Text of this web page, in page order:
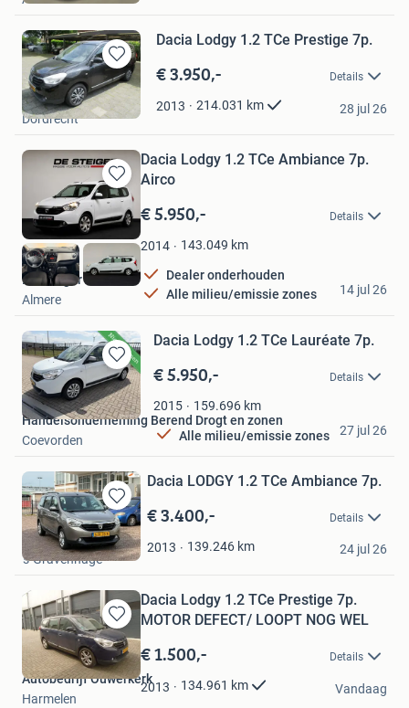
Favorieten
Bewaren
in
Mijn
Favorieten
Dacia Lodgy 1.2 TCe Prestige 7p.
€ 3.950,- Details
2013 214.031 km
Autobedrijf Smits
Dordrecht
28 jul 26
Bewaren
in
Mijn
Favorieten
Dacia Lodgy 1.2 TCe Ambiance 7p.
Airco
€ 5.950,- Details
2014 143.049 km
Dealer onderhouden
Alle milieu/emissie zones
De Steiger Auto's
Almere
14 jul 26
Bewaren
in
Mijn
Favorieten
Dacia Lodgy 1.2 TCe Lauréate 7p.
€ 5.950,- Details
2015 159.696 km
Alle milieu/emissie zones
Handelsonderneming Berend Drogt en zonen
Coevorden
27 jul 26
Bewaren
in
Mijn
Favorieten
Dacia LODGY 1.2 TCe Ambiance 7p.
€ 3.400,- Details
2013 139.246 km
S. Cars Centre
's-Gravenhage
24 jul 26
Bewaren
in
Mijn
Favorieten
Dacia Lodgy 1.2 TCe Prestige 7p.
MOTOR DEFECT/ LOOPT NOG WEL
€ 1.500,- Details
2013 134.961 km
Autobedrijf Ouwerkerk
Harmelen
Vandaag